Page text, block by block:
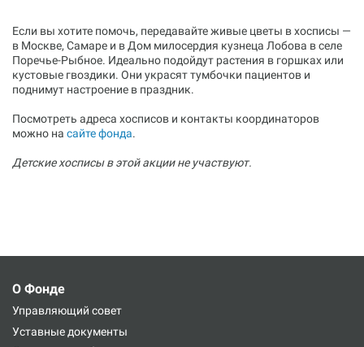
Если вы хотите помочь, передавайте живые цветы в хосписы —
в Москве, Самаре и в Дом милосердия кузнеца Лобова в селе
Поречье-Рыбное. Идеально подойдут растения в горшках или
кустовые гвоздики. Они украсят тумбочки пациентов и
поднимут настроение в праздник.
Посмотреть адреса хосписов и контакты координаторов
можно на сайте фонда.
Детские хосписы в этой акции не участвуют.
О Фонде
Управляющий совет
Уставные документы